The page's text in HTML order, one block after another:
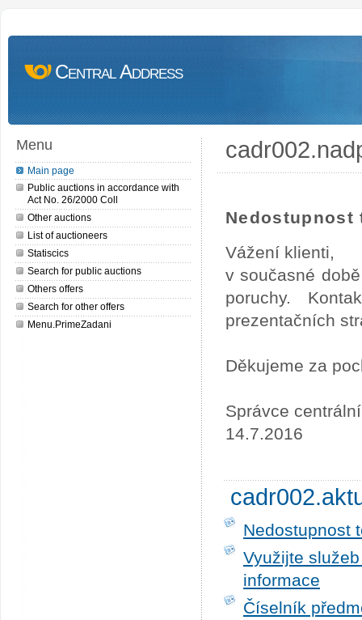
Central Address
Menu
Main page
Public auctions in accordance with
Act No. 26/2000 Coll
Other auctions
List of auctioneers
Statiscics
Search for public auctions
Others offers
Search for other offers
Menu.PrimeZadani
Nedostupnost
Vážení klienti,
v současné
poruchy.
prezentačních
Děkujeme za
Správce
14.7.2016
Nedostupnost
Využijte
informace
Číselník